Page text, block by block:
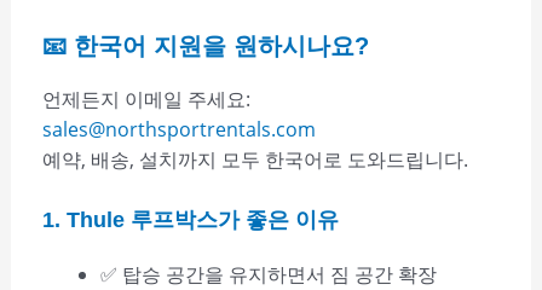
📧 한국어 지원을 원하시나요?
언제든지 이메일 주세요:
sales@northsportrentals.com
예약, 배송, 설치까지 모두 한국어로 도와드립니다.
1. Thule 루프박스가 좋은 이유
✅ 탑승 공간을 유지하면서 짐 공간 확장